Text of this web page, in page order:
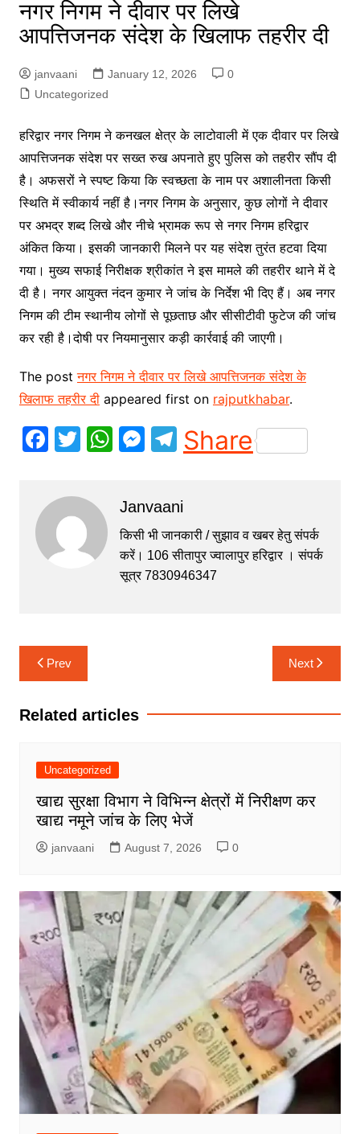
नगर निगम ने दीवार पर लिखे
आपत्तिजनक संदेश के खिलाफ तहरीर दी
janvaani January 12, 2026
0
Uncategorized
हरिद्वार नगर निगम ने कनखल क्षेत्र के लाटोवाली में एक दीवार पर लिखे
आपत्तिजनक संदेश पर सख्त रुख अपनाते हुए पुलिस को तहरीर सौंप दी
है। अफसरों ने स्पष्ट किया कि स्वच्छता के नाम पर अशालीनता किसी
स्थिति में स्वीकार्य नहीं है।नगर निगम के अनुसार, कुछ लोगों ने दीवार
पर अभद्र शब्द लिखे और नीचे भ्रामक रूप से नगर निगम हरिद्वार
अंकित किया। इसकी जानकारी मिलने पर यह संदेश तुरंत हटवा दिया
गया। मुख्य सफाई निरीक्षक श्रीकांत ने इस मामले की तहरीर थाने में दे
दी है। नगर आयुक्त नंदन कुमार ने जांच के निर्देश भी दिए हैं। अब नगर
निगम की टीम स्थानीय लोगों से पूछताछ और सीसीटीवी फुटेज की जांच
कर रही है।दोषी पर नियमानुसार कड़ी कार्रवाई की जाएगी।
The postनगर निगम ने दीवार पर लिखे आपत्तिजनक संदेश के
खिलाफ तहरीर दीappeared first on rajputkhabar.
F
c
e
b
o
T
itt
er
W
s
A
p
p
M
s
e
n
T
el
gr
a
m
Share
Janvaani
किसी भी जानकारी / सुझाव व खबर हेतु संपर्क
करें। 106 सीतापुर ज्वालापुर हरिद्वार । संपर्क
सूत्र 7830946347
Post
navigation
Prev Next
Related articles
Uncategorized
खाद्य सुरक्षा विभाग ने विभिन्न क्षेत्रों में निरीक्षण कर
खाद्य नमूने जांच के लिए भेजें
janvaani August 7, 2026 0